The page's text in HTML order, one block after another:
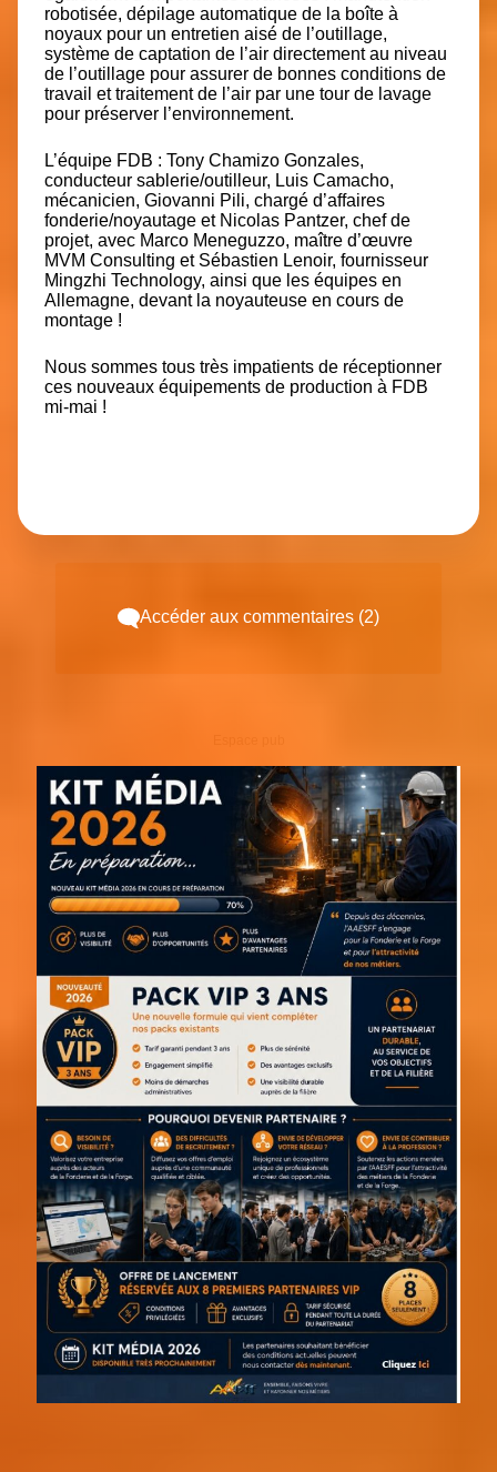
robotisée, dépilage automatique de la boîte à
noyaux pour un entretien aisé de l’outillage,
système de captation de l’air directement au niveau
de l’outillage pour assurer de bonnes conditions de
travail et traitement de l’air par une tour de lavage
pour préserver l’environnement.
L’équipe FDB : Tony Chamizo Gonzales,
conducteur sablerie/outilleur, Luis Camacho,
mécanicien, Giovanni Pili, chargé d’affaires
fonderie/noyautage et Nicolas Pantzer, chef de
projet, avec Marco Meneguzzo, maître d’œuvre
MVM Consulting et Sébastien Lenoir, fournisseur
Mingzhi Technology, ainsi que les équipes en
Allemagne, devant la noyauteuse en cours de
montage !
Nous sommes tous très impatients de réceptionner
ces nouveaux équipements de production à FDB
mi-mai !
Accéder aux commentaires (2)